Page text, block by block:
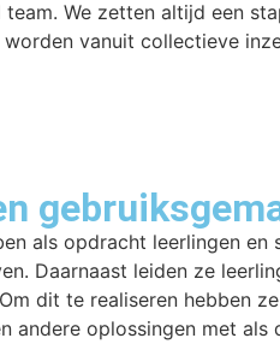
We zetten altijd een
vanuit collectieve
als opdracht leerlingen
Daarnaast leiden ze
dit te realiseren hebben
andere oplossingen met